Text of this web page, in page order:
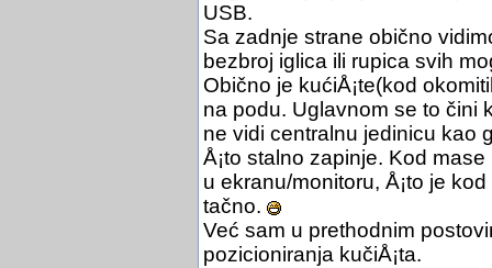
USB.
Sa zadnje strane obično
bezbroj iglica ili rupica svih
Obično je kućiÅ¡te(kod
na podu. Uglavnom se to čini
ne vidi centralnu jedinicu kao
Å¡to stalno zapinje. Kod
u ekranu/monitoru, Å¡to je
tačno.
Već sam u prethodnim
pozicioniranja kučiÅ¡ta.